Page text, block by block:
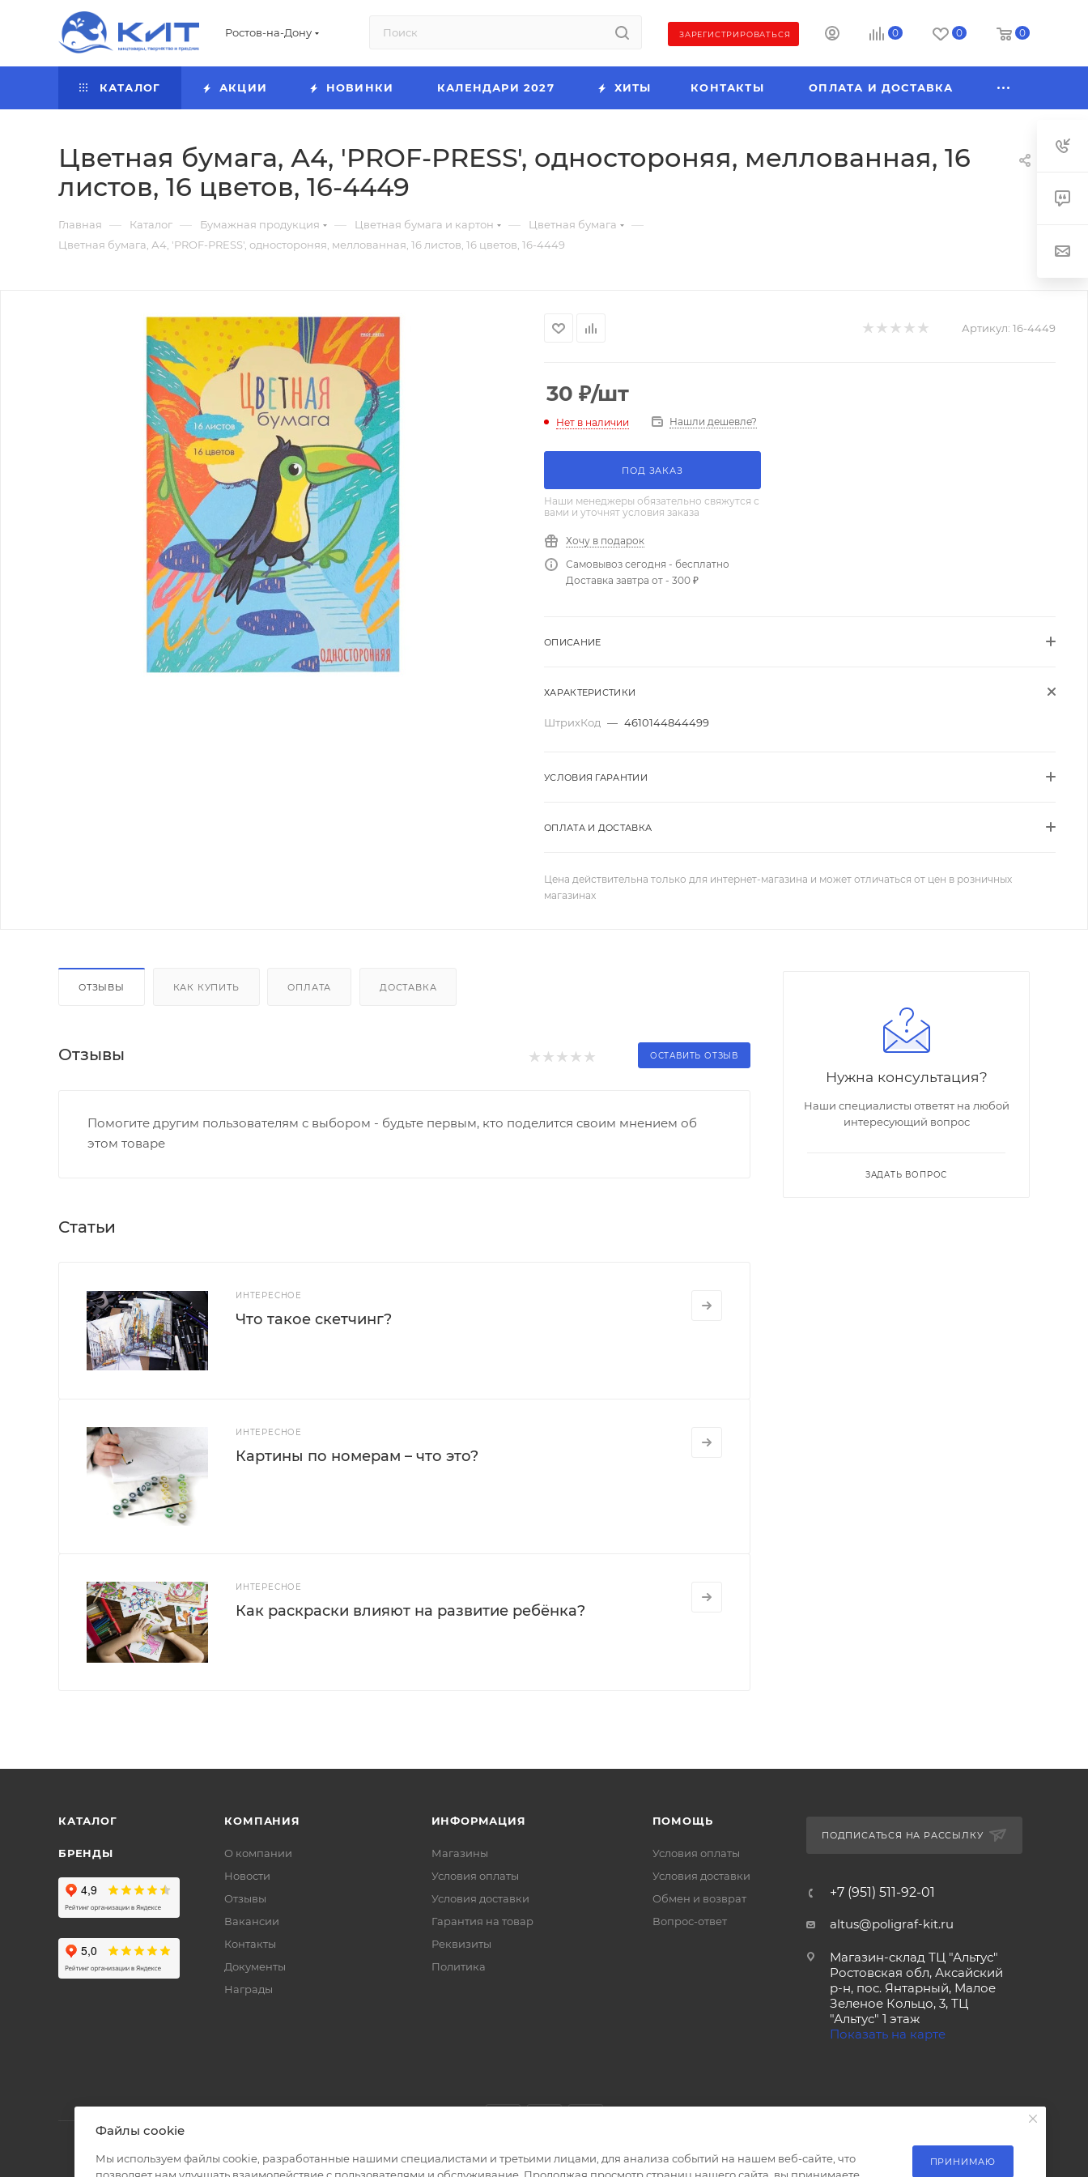
Ростов-на-Дону ЗАРЕГИСТРИРОВАТЬСЯ 0 0 0
КАТАЛОГ АКЦИИ НОВИНКИ КАЛЕНДАРИ 2027 ХИТЫ КОНТАКТЫ ОПЛАТА И ДОСТАВКА
Цветная бумага, А4, 'PROF-PRESS', одностороняя, меллованная, 16
листов, 16 цветов, 16-4449
Главная — Каталог — Бумажная продукция — Цветная бумага и картон — Цветная бумага —
Цветная бумага, А4, 'PROF-PRESS', одностороняя, меллованная, 16 листов, 16 цветов, 16-4449
Артикул: 16-4449
30 ₽/шт
Нет в наличии Нашли дешевле?
ПОД ЗАКАЗ
Наши менеджеры обязательно свяжутся с
вами и уточнят условия заказа
Хочу в подарок
Самовывоз сегодня - бесплатно
Доставка завтра от - 300 ₽
ОПИСАНИЕ
ХАРАКТЕРИСТИКИ
ШтрихКод — 4610144844499
УСЛОВИЯ ГАРАНТИИ
ОПЛАТА И ДОСТАВКА
Цена действительна только для интернет-магазина и может отличаться от цен в розничных
магазинах
ОТЗЫВЫ КАК КУПИТЬ ОПЛАТА ДОСТАВКА
Отзывы ОСТАВИТЬ ОТЗЫВ
Помогите другим пользователям с выбором - будьте первым, кто поделится своим мнением об
этом товаре
Статьи
ИНТЕРЕСНОЕ
Что такое скетчинг?
ИНТЕРЕСНОЕ
Картины по номерам – что это?
ИНТЕРЕСНОЕ
Как раскраски влияют на развитие ребёнка?
Нужна консультация?
Наши специалисты ответят на любой
интересующий вопрос
ЗАДАТЬ ВОПРОС
КАТАЛОГ
БРЕНДЫ
КОМПАНИЯ
О компании
Новости
Отзывы
Вакансии
Контакты
Документы
Награды
ИНФОРМАЦИЯ
Магазины
Условия оплаты
Условия доставки
Гарантия на товар
Реквизиты
Политика
ПОМОЩЬ
Условия оплаты
Условия доставки
Обмен и возврат
Вопрос-ответ
ПОДПИСАТЬСЯ НА РАССЫЛКУ
+7 (951) 511-92-01
altus@poligraf-kit.ru
Магазин-склад ТЦ "Альтус"
Ростовская обл, Аксайский
р-н, пос. Янтарный, Малое
Зеленое Кольцо, 3, ТЦ
"Альтус" 1 этаж
Показать на карте
Файлы cookie
Мы используем файлы cookie, разработанные нашими специалистами и третьими лицами, для анализа событий на нашем веб-сайте, что
ПРИНИМАЮ